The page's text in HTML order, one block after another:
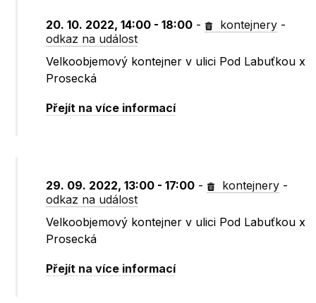
20. 10. 2022, 14:00 - 18:00 - kontejnery -
odkaz na událost
Velkoobjemový kontejner v ulici Pod Labuťkou x
Prosecká
Přejít na více informací
29. 09. 2022, 13:00 - 17:00 - kontejnery -
odkaz na událost
Velkoobjemový kontejner v ulici Pod Labuťkou x
Prosecká
Přejít na více informací